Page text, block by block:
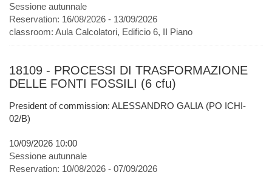
Sessione autunnale
Reservation: 16/08/2026 - 13/09/2026
classroom: Aula Calcolatori, Edificio 6, II Piano
18109 - PROCESSI DI TRASFORMAZIONE
DELLE FONTI FOSSILI (6 cfu)
President of commission: ALESSANDRO GALIA (PO ICHI-
02/B)
10/09/2026 10:00
Sessione autunnale
Reservation: 10/08/2026 - 07/09/2026